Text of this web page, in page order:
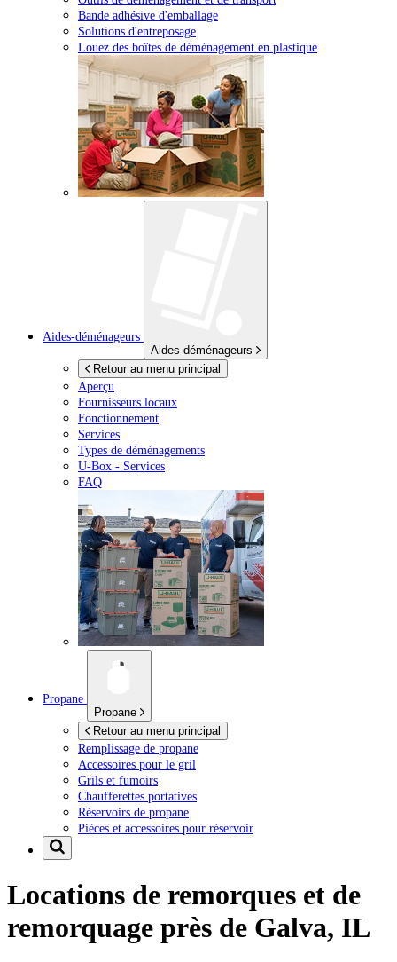
Bande adhésive d'emballage
Solutions d'entreposage
Louez des boîtes de déménagement en plastique
Aides-déménageurs
Aides-déménageurs
Retour au menu principal
Aperçu
Fournisseurs locaux
Fonctionnement
Services
Types de déménagements
U-Box - Services
FAQ
Propane
Propane
Retour au menu principal
Remplissage de propane
Accessoires pour le gril
Grils et fumoirs
Chaufferettes portatives
Réservoirs de propane
Pièces et accessoires pour réservoir
Locations de remorques et de
remorquage près de Galva, IL